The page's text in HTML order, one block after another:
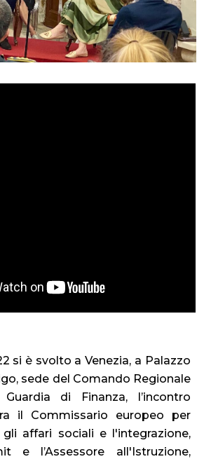
si è svolto a Venezia, a Palazzo
sede del Comando Regionale
di Finanza, l’incontro
il Commissario europeo per
gli affari sociali e l'integrazione,
e l’Assessore all'Istruzione,